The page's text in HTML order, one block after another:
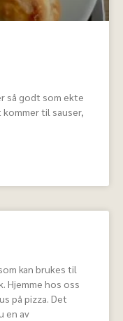
så godt som ekte
til sauser,
kan brukes til
Hjemme hos oss
på pizza. Det
en av